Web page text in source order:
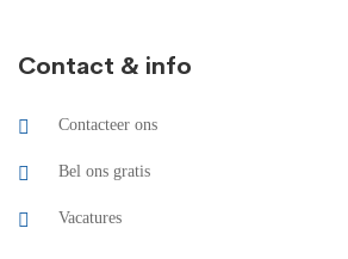
Contact & info
Contacteer ons
Bel ons gratis
Vacatures